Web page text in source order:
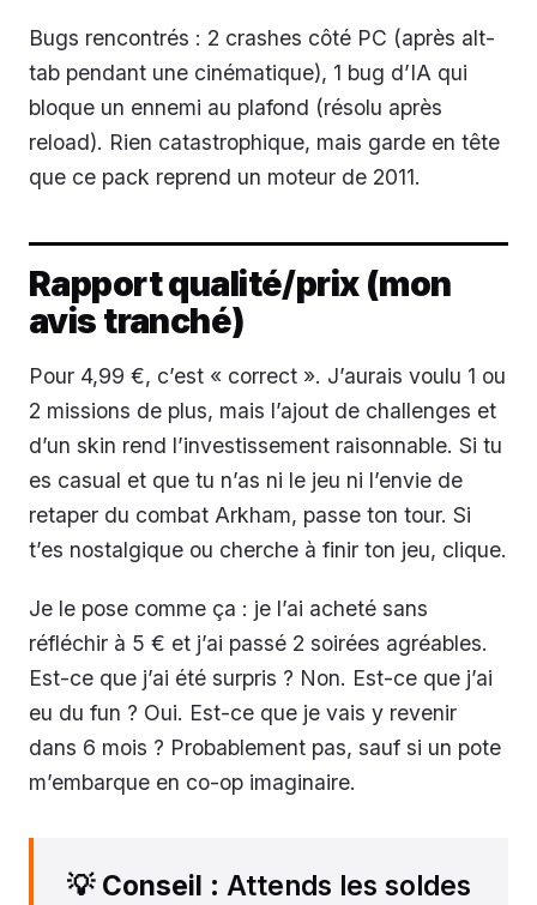
Bugs rencontrés : 2 crashes côté PC (après alt-
tab pendant une cinématique), 1 bug d’IA qui
bloque un ennemi au plafond (résolu après
reload). Rien catastrophique, mais garde en tête
que ce pack reprend un moteur de 2011.
Rapport qualité/prix (mon
avis tranché)
Pour 4,99 €, c’est « correct ». J’aurais voulu 1 ou
2 missions de plus, mais l’ajout de challenges et
d’un skin rend l’investissement raisonnable. Si tu
es casual et que tu n’as ni le jeu ni l’envie de
retaper du combat Arkham, passe ton tour. Si
t’es nostalgique ou cherche à finir ton jeu, clique.
Je le pose comme ça : je l’ai acheté sans
réfléchir à 5 € et j’ai passé 2 soirées agréables.
Est-ce que j’ai été surpris ? Non. Est-ce que j’ai
eu du fun ? Oui. Est-ce que je vais y revenir
dans 6 mois ? Probablement pas, sauf si un pote
m’embarque en co-op imaginaire.
💡 Conseil : Attends les soldes